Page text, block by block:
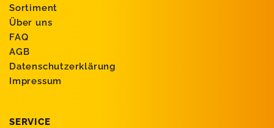
Sortiment
Über uns
FAQ
AGB
Datenschutzerklärung
Impressum
SERVICE